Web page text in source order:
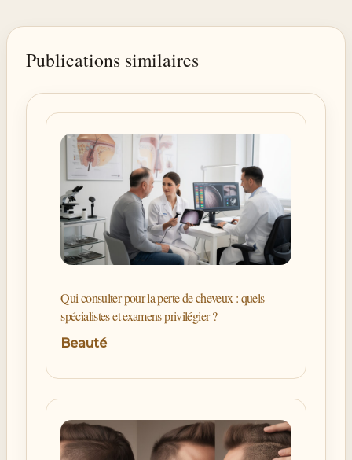
Publications similaires
Qui consulter pour la perte de cheveux : quels
spécialistes et examens privilégier ?
Beauté